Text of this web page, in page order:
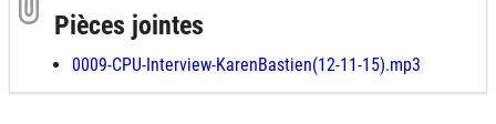
Pièces jointes
0009-CPU-Interview-KarenBastien(12-11-15).mp3